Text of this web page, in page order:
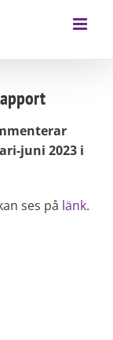
juni 2023 i
ses på länk.